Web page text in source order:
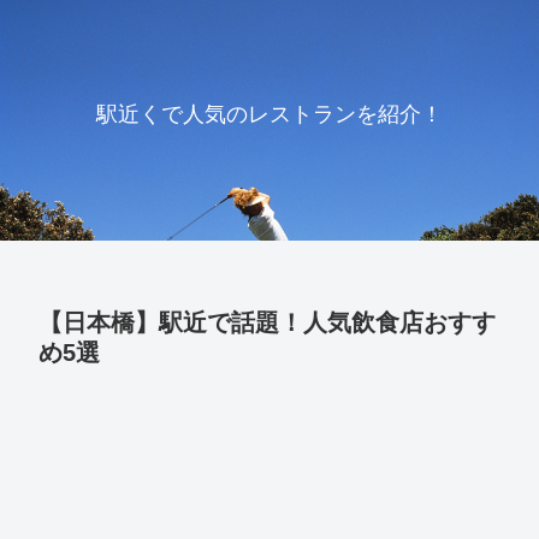
駅近くで人気のレストランを紹介！
【日本橋】駅近で話題！人気飲食店おすす
め5選